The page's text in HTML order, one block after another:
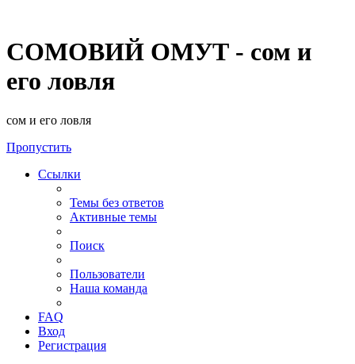
СОМОВИЙ ОМУТ - сом и
его ловля
сом и его ловля
Пропустить
Ссылки
Темы без ответов
Активные темы
Поиск
Пользователи
Наша команда
FAQ
Вход
Регистрация